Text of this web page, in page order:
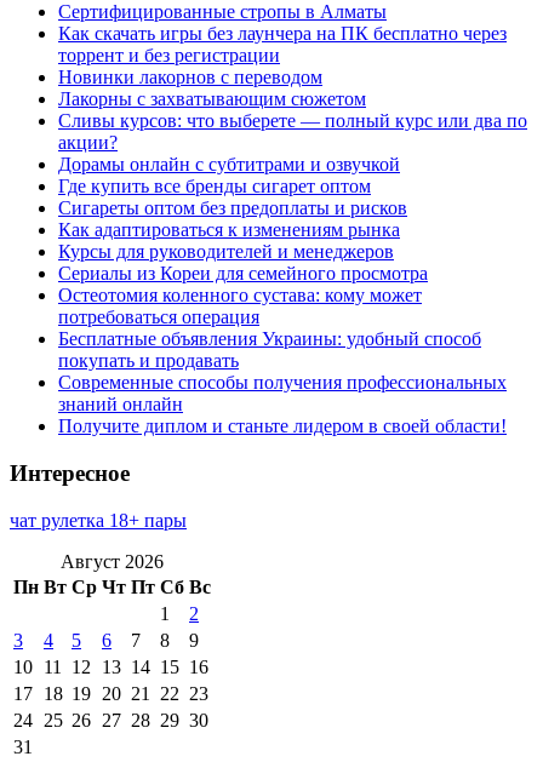
Сертифицированные стропы в Алматы
Как скачать игры без лаунчера на ПК бесплатно через
торрент и без регистрации
Новинки лакорнов с переводом
Лакорны с захватывающим сюжетом
Сливы курсов: что выберете — полный курс или два по
акции?
Дорамы онлайн с субтитрами и озвучкой
Где купить все бренды сигарет оптом
Сигареты оптом без предоплаты и рисков
Как адаптироваться к изменениям рынка
Курсы для руководителей и менеджеров
Сериалы из Кореи для семейного просмотра
Остеотомия коленного сустава: кому может
потребоваться операция
Бесплатные объявления Украины: удобный способ
покупать и продавать
Современные способы получения профессиональных
знаний онлайн
Получите диплом и станьте лидером в своей области!
Интересное
чат рулетка 18+ пары
Август 2026
Пн Вт Ср Чт Пт Сб Вс
1
2
3
4 5 6 7 8
9
10 11 12 13 14 15 16
17 18 19 20 21 22 23
24 25 26 27 28 29 30
31